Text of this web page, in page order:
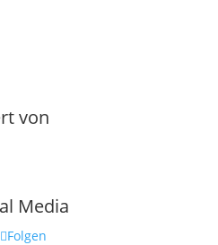
von
Media
Folgen